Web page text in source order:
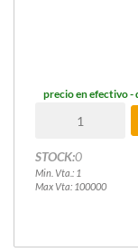
precio en efectivo
STOCK:0
Min. Vta.: 1
Max Vta: 100000